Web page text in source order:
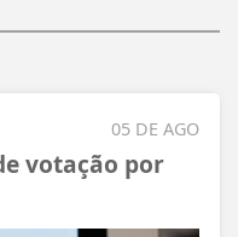
05 DE AGO
votação por